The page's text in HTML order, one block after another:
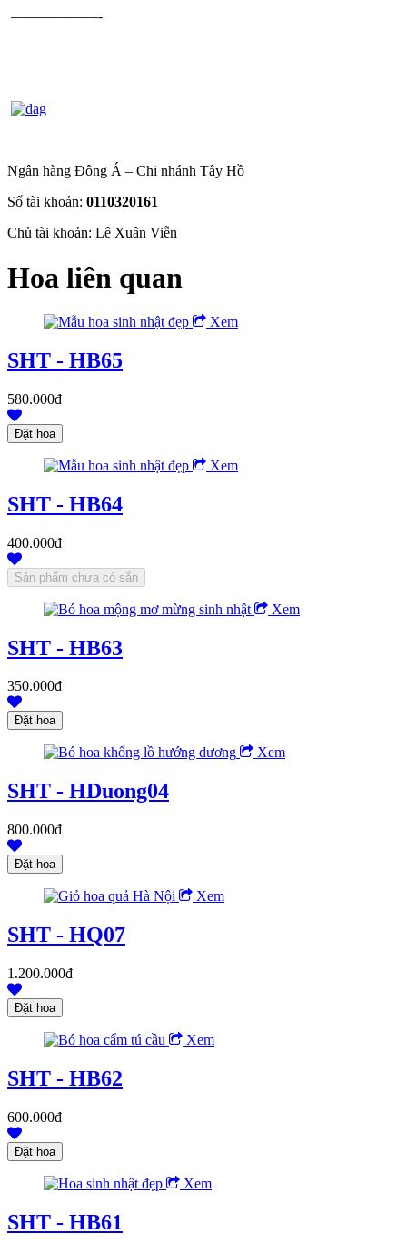
——————-
Ngân hàng Đông Á – Chi nhánh Tây Hồ
Số tài khoản: 0110320161
Chủ tài khoản: Lê Xuân Viễn
Hoa liên quan
Xem
SHT - HB65
580.000đ
Xem
SHT - HB64
400.000đ
Xem
SHT - HB63
350.000đ
Xem
SHT - HDuong04
800.000đ
Xem
SHT - HQ07
1.200.000đ
Xem
SHT - HB62
600.000đ
Xem
SHT - HB61